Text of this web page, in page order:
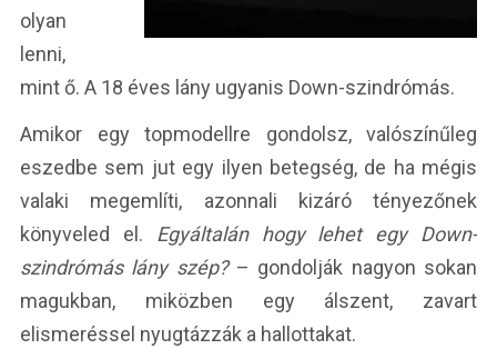
olyan
lenni,
mint ő. A 18 éves lány ugyanis Down-szindrómás.
Amikor egy topmodellre gondolsz, valószínűleg
eszedbe sem jut egy ilyen betegség, de ha mégis
valaki megemlíti, azonnali kizáró tényezőnek
könyveled el. Egyáltalán hogy lehet egy Down-
szindrómás lány szép?– gondolják nagyon sokan
magukban, miközben egy álszent, zavart
elismeréssel nyugtázzák a hallottakat.